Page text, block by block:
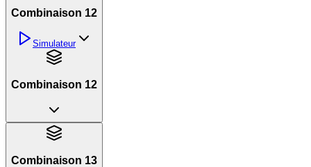
Combinaison 12
Simulateur
Combinaison 12
Combinaison 13